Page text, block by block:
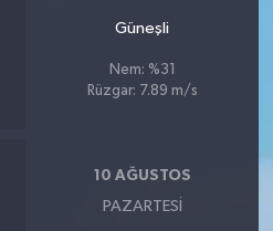
Güneşli
Nem: %31
Rüzgar: 7.89 m/s
10 AĞUSTOS
PAZARTESI